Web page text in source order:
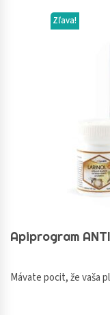
Zľava!
Apiprogram
Mávate pocit, že vaša